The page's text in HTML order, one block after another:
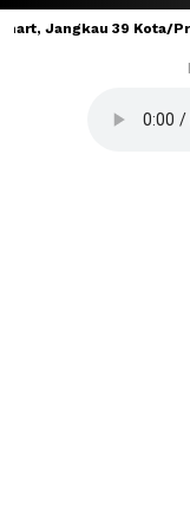
39 Kota/Provinsi di